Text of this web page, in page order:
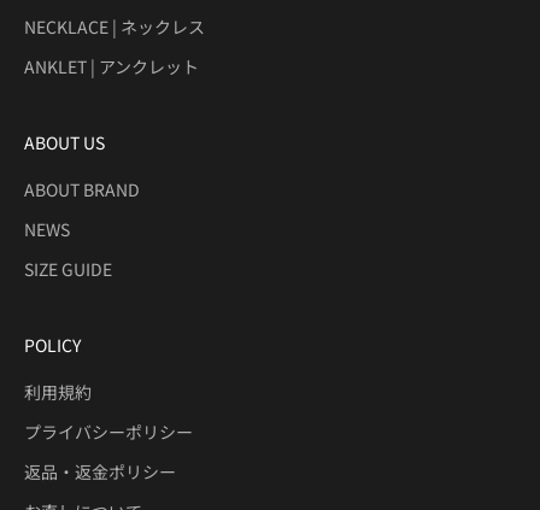
NECKLACE | ネックレス
ANKLET | アンクレット
ABOUT US
ABOUT BRAND
NEWS
SIZE GUIDE
POLICY
利用規約
プライバシーポリシー
返品・返金ポリシー